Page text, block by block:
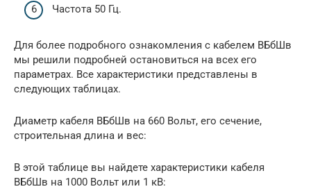
Частота 50 Гц.
Для более подробного ознакомления с кабелем ВБбШв
мы решили подробней остановиться на всех его
параметрах. Все характеристики представлены в
следующих таблицах.
Диаметр кабеля ВБбШв на 660 Вольт, его сечение,
строительная длина и вес:
В этой таблице вы найдете характеристики кабеля
ВБбШв на 1000 Вольт или 1 кВ: